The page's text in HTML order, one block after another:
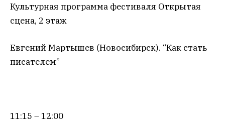
Культурная программа фестиваля Открытая
сцена, 2 этаж
Евгений Мартышев (Новосибирск). “Как стать
писателем”
11:15 – 12:00